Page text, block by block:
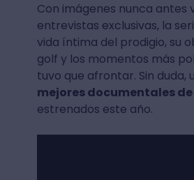
Con imágenes nunca antes
entrevistas exclusivas, la
vida íntima del prodigio, su
golf y los momentos más
tuvo que afrontar. Sin duda,
mejores documentales de
estrenados este año.